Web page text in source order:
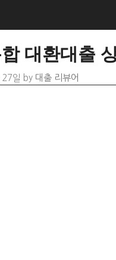
대환대출
일 by 대출 리뷰어